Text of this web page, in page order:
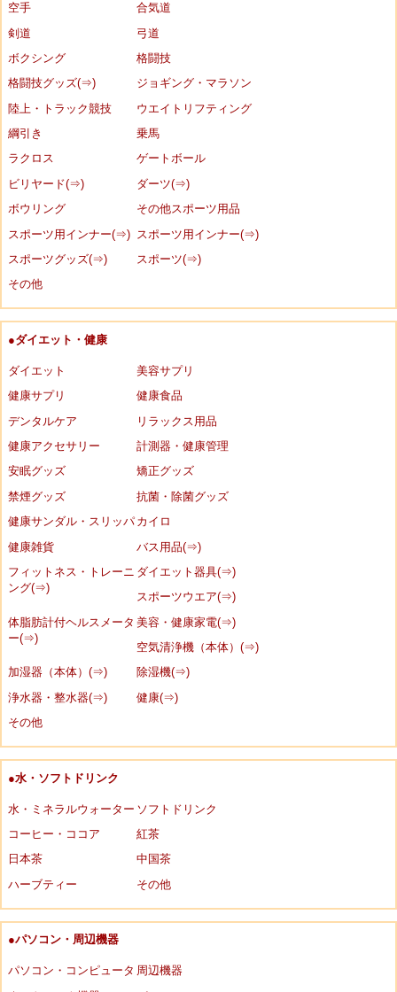
空手
合気道
剣道
弓道
ボクシング
格闘技
格闘技グッズ(⇒)
ジョギング・マラソン
陸上・トラック競技
ウエイトリフティング
綱引き
乗馬
ラクロス
ゲートボール
ビリヤード(⇒)
ダーツ(⇒)
ボウリング
その他スポーツ用品
スポーツ用インナー(⇒)
スポーツ用インナー(⇒)
スポーツグッズ(⇒)
スポーツ(⇒)
その他
●ダイエット・健康
ダイエット
美容サプリ
健康サプリ
健康食品
デンタルケア
リラックス用品
健康アクセサリー
計測器・健康管理
安眠グッズ
矯正グッズ
禁煙グッズ
抗菌・除菌グッズ
健康サンダル・スリッパ カイロ
健康雑貨
バス用品(⇒)
フィットネス・トレーニ
ング(⇒)
ダイエット器具(⇒)
スポーツウエア(⇒)
体脂肪計付ヘルスメータ
ー(⇒)
美容・健康家電(⇒)
空気清浄機（本体）(⇒)
加湿器（本体）(⇒)
除湿機(⇒)
浄水器・整水器(⇒)
健康(⇒)
その他
●水・ソフトドリンク
水・ミネラルウォーター ソフトドリンク
コーヒー・ココア
紅茶
日本茶
中国茶
ハーブティー
その他
●パソコン・周辺機器
パソコン・コンピュータ 周辺機器